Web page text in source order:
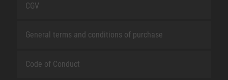
CGV
General terms and conditions of purchase
Code of Conduct